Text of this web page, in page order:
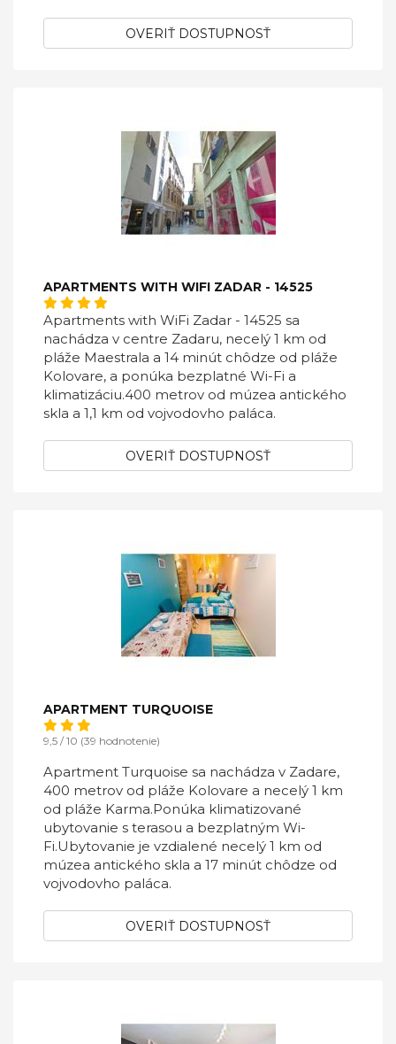
OVERIŤ DOSTUPNOSŤ
APARTMENTS WITH WIFI ZADAR - 14525
Apartments with WiFi Zadar - 14525 sa
nachádza v centre Zadaru, necelý 1 km od
pláže Maestrala a 14 minút chôdze od pláže
Kolovare, a ponúka bezplatné Wi-Fi a
klimatizáciu.400 metrov od múzea antického
skla a 1,1 km od vojvodovho paláca.
OVERIŤ DOSTUPNOSŤ
APARTMENT TURQUOISE
9,5 / 10 (39 hodnotenie)
Apartment Turquoise sa nachádza v Zadare,
400 metrov od pláže Kolovare a necelý 1 km
od pláže Karma.Ponúka klimatizované
ubytovanie s terasou a bezplatným Wi-
Fi.Ubytovanie je vzdialené necelý 1 km od
múzea antického skla a 17 minút chôdze od
vojvodovho paláca.
OVERIŤ DOSTUPNOSŤ